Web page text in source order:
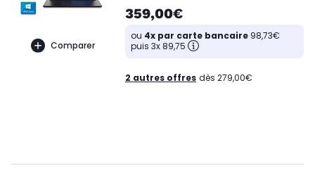
Comparer
359,00€
ou 4x par carte bancaire 98,73€
puis 3x 89,75
2 autres offres dès 279,00€